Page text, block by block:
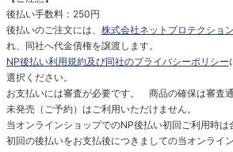
後払い手数料：250円
後払いのご注文には、 株式会社ネットプロテクショ
れ、同社へ代金債権を譲渡します。
NP後払い利用規約及び同社のプライバシーポリシー
選択ください。
お支払いには審査が必要です。 商品の確保は審査通
未発売（ご予約）はご利用いただけません。
当オンラインショップでのNP後払い初回ご利用時は
初回の後払いをお支払後につきましての当オンライ